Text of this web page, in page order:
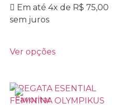
Em até 4x de R$ 75,00
sem juros
Ver opções